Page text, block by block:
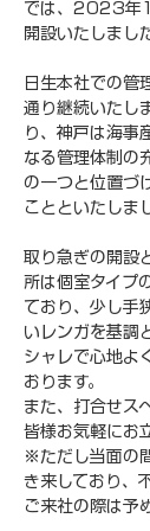
では、2023年
開設いたしまし
日生本社での管
通り継続いたし
り、神戸は海事
なる管理体制の
の一つと位置づ
ことといたしま
取り急ぎの開設
所は個室タイプ
ており、少し手
いレンガを基調
シャレで心地よ
おります。
また、打合せス
皆様お気軽にお
※ただし当面の
き来しており、
ご来社の際は予